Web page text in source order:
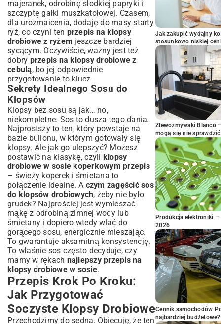
majeranek, odrobinę słodkiej papryki i
szczyptę gałki muszkatołowej. Czasem,
dla urozmaicenia, dodaję do masy starty
ryż, co czyni ten przepis na klopsy
drobiowe z ryżem jeszcze bardziej
sycącym. Oczywiście, ważny jest też
dobry przepis na klopsy drobiowe z
cebulą, bo jej odpowiednie
przygotowanie to klucz.
Sekrety Idealnego Sosu do
Klopsów
Klopsy bez sosu są jak… no,
niekompletne. Sos to dusza tego dania.
Najprostszy to ten, który powstaje na
bazie bulionu, w którym gotowały się
klopsy. Ale jak go ulepszyć? Możesz
postawić na klasykę, czyli klopsy
drobiowe w sosie koperkowym przepis
– świeży koperek i śmietana to
połączenie idealne. A czym zagęścić sos
do klopsów drobiowych, żeby nie było
grudek? Najprościej jest wymieszać
mąkę z odrobiną zimnej wody lub
śmietany i dopiero wtedy wlać do
gorącego sosu, energicznie mieszając.
To gwarantuje aksamitną konsystencję.
To właśnie sos często decyduje, czy
mamy w rękach najlepszy przepis na
klopsy drobiowe w sosie.
Przepis Krok Po Kroku:
Jak Przygotować
Soczyste Klopsy Drobiowe
Przechodzimy do sedna. Obiecuję, że ten
Jak zakupić wydajny
stosunkowo niskiej
Zlewozmywaki Blanco
mogą się nie
Produkcja elektroniki –
2026
Cennik samochodów
najbardziej budżetowe?